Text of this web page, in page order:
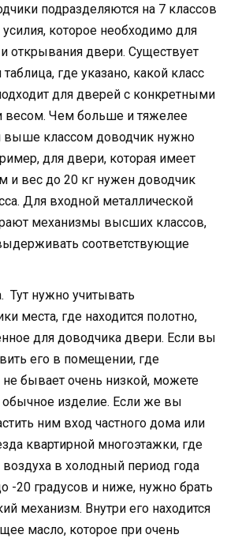
подразделяются на 7 классов
которое необходимо для
открывания двери. Существует
где указано, какой класс
для дверей с конкретными
весом. Чем больше и тяжелее
выше классом доводчик нужно
для двери, которая имеет
и вес до 20 кг нужен доводчик
Для входной металлической
механизмы высших классов,
соответствующие
Тут нужно учитывать
места, где находится полотно,
для доводчика двери. Если вы
его в помещении, где
не бывает очень низкой, можете
обычное изделие. Если же вы
ним вход частного дома или
квартирной многоэтажки, где
воздуха в холодный период года
-20 градусов и ниже, нужно брать
механизм. Внутри его находится
масло, которое при очень